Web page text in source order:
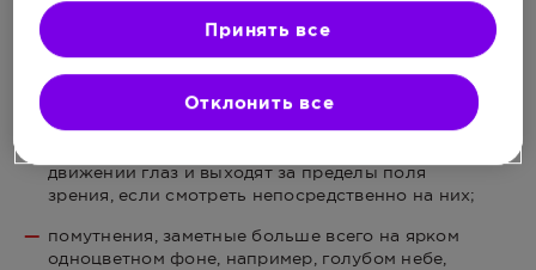
возникать жалобы на
небольшие помутнения в поле зрения, которые
выглядят как прозрачные волокна, темные
пятнышки или неровности;
движении глаз и выходят за пределы поля
зрения, если смотреть непосредственно на них;
помутнения, заметные больше всего на ярком
одноцветном фоне, например, голубом небе,
Отклонить все
Принять все